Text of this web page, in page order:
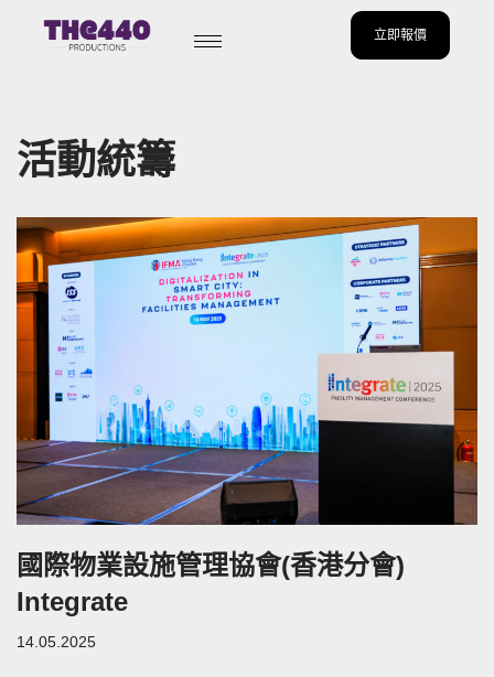
立即報價
活動統籌
國際物業設施管理協會(香港分會)
Integrate
14.05.2025